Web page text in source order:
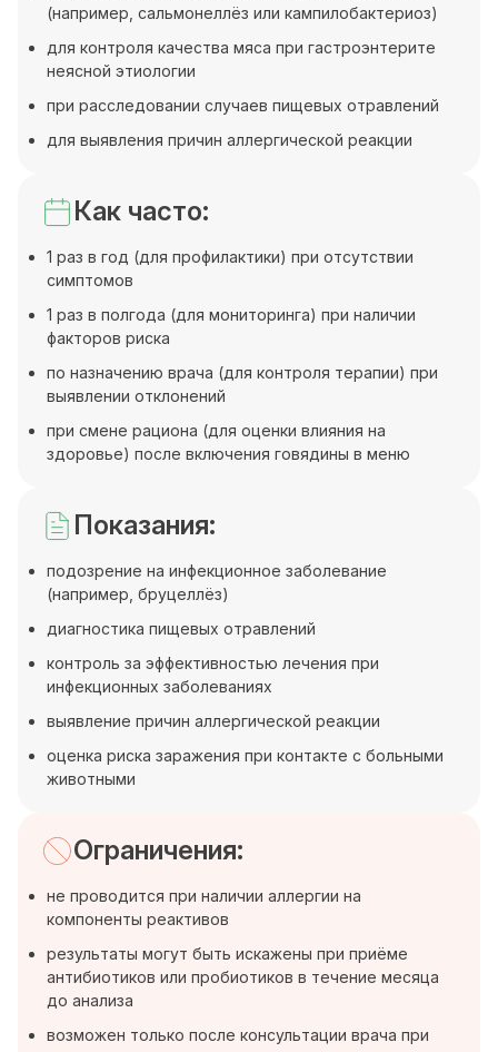
(например, сальмонеллёз или кампилобактериоз)
для контроля качества мяса при гастроэнтерите
неясной этиологии
при расследовании случаев пищевых отравлений
для выявления причин аллергической реакции
Как часто:
1 раз в год (для профилактики) при отсутствии
симптомов
1 раз в полгода (для мониторинга) при наличии
факторов риска
по назначению врача (для контроля терапии) при
выявлении отклонений
при смене рациона (для оценки влияния на
здоровье) после включения говядины в меню
Показания:
подозрение на инфекционное заболевание
(например, бруцеллёз)
диагностика пищевых отравлений
контроль за эффективностью лечения при
инфекционных заболеваниях
выявление причин аллергической реакции
оценка риска заражения при контакте с больными
животными
Ограничения:
не проводится при наличии аллергии на
компоненты реактивов
результаты могут быть искажены при приёме
антибиотиков или пробиотиков в течение месяца
до анализа
возможен только после консультации врача при